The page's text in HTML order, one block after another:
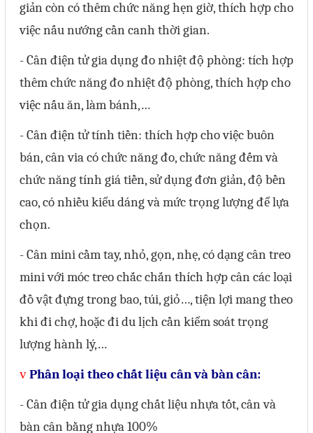
giản còn có thêm chức năng hẹn giờ, thích hợp cho
việc nấu nướng cần canh thời gian.
- Cân điện tử gia dụng đo nhiệt độ phòng: tích hợp
thêm chức năng đo nhiệt độ phòng, thích hợp cho
việc nấu ăn, làm bánh,…
- Cân điện tử tính tiền: thích hợp cho việc buôn
bán, cân via có chức năng đo, chức năng đếm và
chức năng tính giá tiền, sử dụng đơn giản, độ bền
cao, có nhiều kiểu dáng và mức trọng lượng để lựa
chọn.
- Cân mini cầm tay, nhỏ, gọn, nhẹ, có dạng cân treo
mini với móc treo chắc chắn thích hợp cân các loại
đồ vật đựng trong bao, túi, giỏ…, tiện lợi mang theo
khi đi chợ, hoặc đi du lịch cần kiểm soát trọng
lượng hành lý,…
vPhân loại theo chất liệu cân và bàn cân:
- Cân điện tử gia dụng chất liệu nhựa tốt, cân và
bàn cân bằng nhựa 100%